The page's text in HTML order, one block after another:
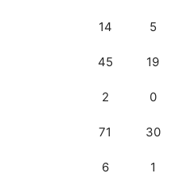
14 5
45 19
2 0
71 30
6 1